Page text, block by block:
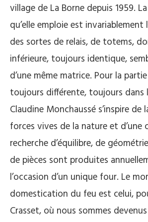
village de La Borne depuis 1959.
qu’elle emploie est invariablement
des sortes de relais, de totems,
inférieure, toujours identique,
d’une même matrice. Pour la
toujours différente, toujours dans
Claudine Monchaussé s’inspire
forces vives de la nature et d’une
recherche d’équilibre, de
de pièces sont produites
l’occasion d’un unique four. Le
domestication du feu est celui,
Crasset, où nous sommes